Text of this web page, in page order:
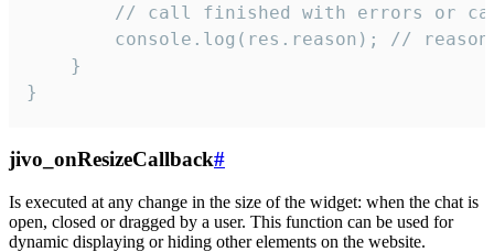
// call finished with errors or
console.log(res.reason); //
    }
}
jivo_onResizeCallback#
Is executed at any change in the size of the widget: when the chat is
open, closed or dragged by a user. This function can be used for
dynamic displaying or hiding other elements on the website.